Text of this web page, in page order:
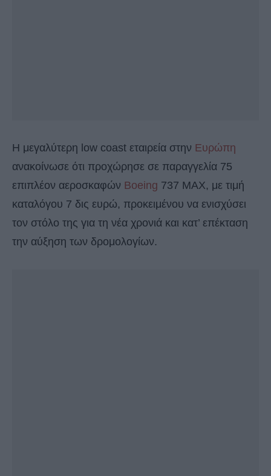
Η μεγαλύτερη low coast εταιρεία στην Ευρώπη
ανακοίνωσε ότι προχώρησε σε παραγγελία 75
επιπλέον αεροσκαφών Boeing 737 MAX, με τιμή
καταλόγου 7 δις ευρώ, προκειμένου να ενισχύσει
τον στόλο της για τη νέα χρονιά και κατ’ επέκταση
την αύξηση των δρομολογίων.